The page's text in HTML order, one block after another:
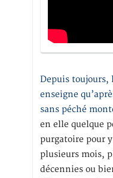
Depuis
enseigne
sans péché
en elle quelque
purgatoire pour
plusieurs mois,
décennies ou